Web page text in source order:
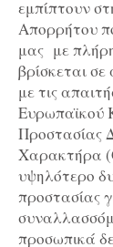
εμπίπτουν
Απορρήτου
μας με
βρίσκεται
με τις
Ευρωπαϊκού
Προστασίας
Χαρακτήρα
υψηλότερο
προστασίας
προσωπικά